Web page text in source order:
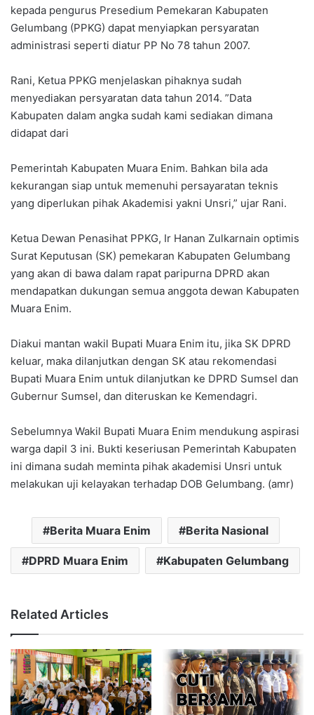
kepada pengurus Presedium Pemekaran Kabupaten
Gelumbang (PPKG) dapat menyiapkan persyaratan
administrasi seperti diatur PP No 78 tahun 2007.
Rani, Ketua PPKG menjelaskan pihaknya sudah
menyediakan persyaratan data tahun 2014. ”Data
Kabupaten dalam angka sudah kami sediakan dimana
didapat dari
Pemerintah Kabupaten Muara Enim. Bahkan bila ada
kekurangan siap untuk memenuhi persayaratan teknis
yang diperlukan pihak Akademisi yakni Unsri,” ujar Rani.
Ketua Dewan Penasihat PPKG, Ir Hanan Zulkarnain optimis
Surat Keputusan (SK) pemekaran Kabupaten Gelumbang
yang akan di bawa dalam rapat paripurna DPRD akan
mendapatkan dukungan semua anggota dewan Kabupaten
Muara Enim.
Diakui mantan wakil Bupati Muara Enim itu, jika SK DPRD
keluar, maka dilanjutkan dengan SK atau rekomendasi
Bupati Muara Enim untuk dilanjutkan ke DPRD Sumsel dan
Gubernur Sumsel, dan diteruskan ke Kemendagri.
Sebelumnya Wakil Bupati Muara Enim mendukung aspirasi
warga dapil 3 ini. Bukti keseriusan Pemerintah Kabupaten
ini dimana sudah meminta pihak akademisi Unsri untuk
melakukan uji kelayakan terhadap DOB Gelumbang. (amr)
Berita Muara Enim Berita Nasional
DPRD Muara Enim Kabupaten Gelumbang
Related Articles